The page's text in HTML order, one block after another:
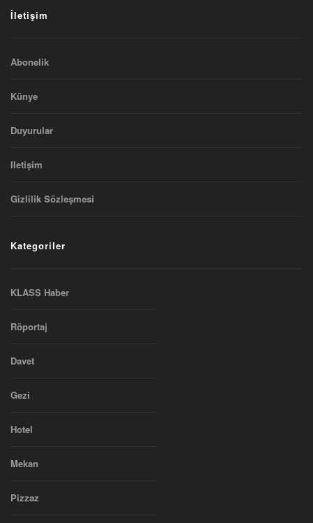
İletişim
Abonelik
Künye
Duyurular
Iletişim
Gizlilik Sözleşmesi
Kategoriler
KLASS Haber
Röportaj
Davet
Gezi
Hotel
Mekan
Pizzaz